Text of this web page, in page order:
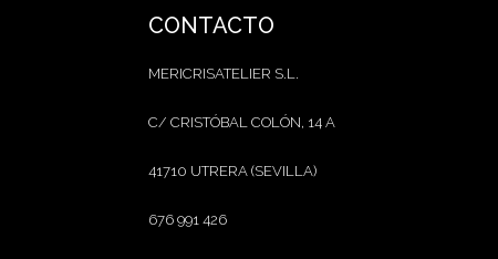
CONTACTO
MERICRISATELIER S.L.
C/ CRISTÓBAL COLÓN, 14 A
41710 UTRERA (SEVILLA)
676 991 426